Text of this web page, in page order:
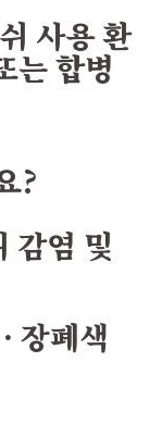
사용 환
는 합병
?
감염 및
· 장폐색